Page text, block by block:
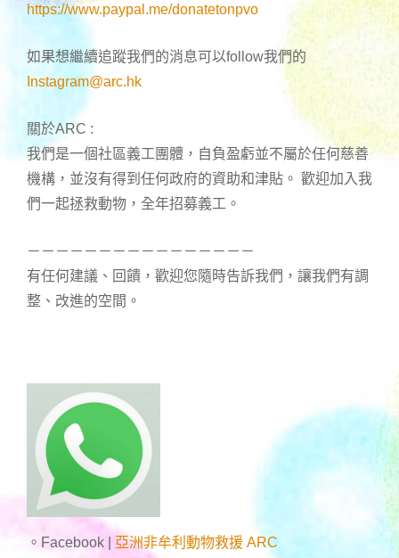
https://www.paypal.me/donatetonpvo
如果想繼續追蹤我們的消息可以follow我們的
Instagram@arc.hk
關於ARC :
我們是一個社區義工團體，自負盈虧並不屬於任何慈善
機構，並沒有得到任何政府的資助和津貼。 歡迎加入我
們一起拯救動物，全年招募義工。
－－－－－－－－－－－－－－－－
有任何建議、回饋，歡迎您隨時告訴我們，讓我們有調
整、改進的空間。
。Facebook |
亞洲非牟利動物救援 ARC